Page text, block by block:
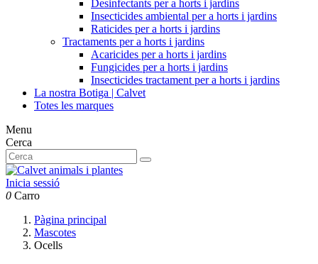
Desinfectants per a horts i jardins
Insecticides ambiental per a horts i jardins
Raticides per a horts i jardins
Tractaments per a horts i jardins
Acaricides per a horts i jardins
Fungicides per a horts i jardins
Insecticides tractament per a horts i jardins
La nostra Botiga | Calvet
Totes les marques
Menu
Cerca
Inicia sessió
0 Carro
Pàgina principal
Mascotes
Ocells